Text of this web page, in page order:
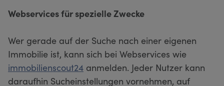
Webservices für spezielle Zwecke
Wer gerade auf der Suche nach einer eigenen
Immobilie ist, kann sich bei Webservices wie
immobilienscout24 anmelden. Jeder Nutzer kann
daraufhin Sucheinstellungen vornehmen, auf